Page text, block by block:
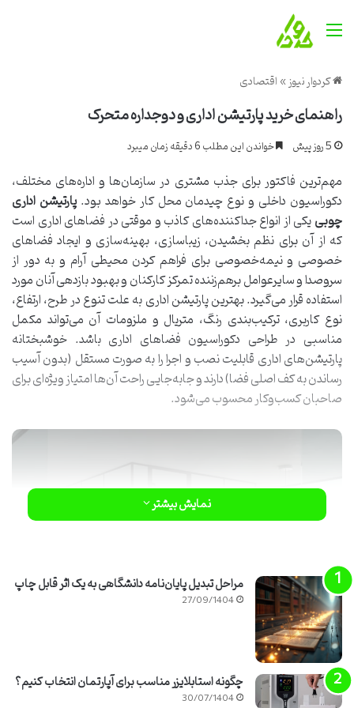
منو
کردوار نیوز»اقتصادی
راهنمای خرید پارتیشن اداری و دوجداره متحرک
5 روز پیش خواندن این مطلب 6 دقیقه زمان میبرد
مهم‌ترین فاکتور برای جذب مشتری در سازمان‌ها و اداره‌های مختلف،
دکوراسیون داخلی و نوع چیدمان محل کار خواهد بود.پارتیشن اداری
چوبییکی از انواع جداکننده‌های کاذب و موقتی در فضاهای اداری است
که از آن برای نظم بخشیدن، زیباسازی، بهینه‌سازی و ایجاد فضاهای
خصوصی و نیمه‌خصوصی برای فراهم کردن محیطی آرام و به دور از
سروصدا و سایرعوامل برهم‌زننده تمرکز کارکنان و بهبود بازدهی آنان مورد
استفاده قرار می‌گیرد. بهترین پارتیشن اداری به علت تنوع در طرح، ارتفاع،
نوع کاربری، ترکیب‌بندی رنگ، متریال و ملزومات آن می‌تواند مکمل
مناسبی در طراحی دکوراسیون فضاهای اداری باشد. خوشبختانه
پارتیشن‌های اداری قابلیت نصب و اجرا را به صورت مستقل (بدون آسیب
رساندن به کف اصلی فضا) دارند و جابه‌جایی راحت آن‌ها امتیاز ویژه‌ای برای
صاحبان کسب‌وکار محسوب می‌شود.
پارتیشن اداری چیست؟
نمایش بیشتر
مراحل تبدیل پایان‌نامه دانشگاهی به یک اثر قابل چاپ
27/09/1404
چگونه استابلایزر مناسب برای آپارتمان انتخاب کنیم؟
30/07/1404